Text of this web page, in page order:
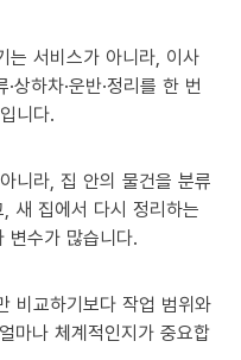
는 서비스가 아니라, 이사
상하차·운반·정리를 한 번
니다.
니라, 집 안의 물건을 분류
새 집에서 다시 정리하는
변수가 많습니다.
비교하기보다 작업 범위와
마나 체계적인지가 중요합